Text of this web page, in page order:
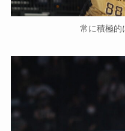
常に積極的